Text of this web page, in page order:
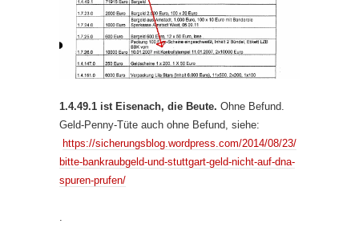
1.4.49.1 ist Eisenach, die Beute. Ohne Befund.
Geld-Penny-Tüte auch ohne Befund, siehe:
https://sicherungsblog.wordpress.com/2014/08/23/
bitte-bankraubgeld-und-stuttgart-geld-nicht-auf-dna-
spuren-prufen/